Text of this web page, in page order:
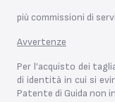
più commissioni di
Avvertenze
Per l’acquisto dei
di identità in cui si
Patente di Guida non